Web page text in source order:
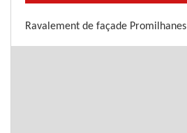
Ravalement de façade Promilhanes